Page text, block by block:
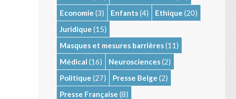
Economie (3) Enfants(4) Ethique (20)
Juridique (15)
Masques et mesures barrières(11)
Médical (16) Neurosciences(2)
Politique (27) Presse Belge (2)
Presse Française (8)